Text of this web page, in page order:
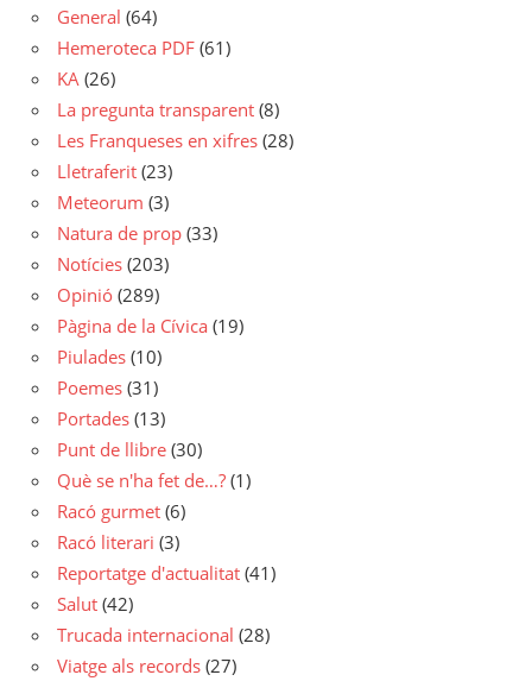
General (64)
Hemeroteca PDF (61)
KA (26)
La pregunta transparent (8)
Les Franqueses en xifres (28)
Lletraferit (23)
Meteorum (3)
Natura de prop (33)
Notícies (203)
Opinió (289)
Pàgina de la Cívica (19)
Piulades (10)
Poemes (31)
Portades (13)
Punt de llibre (30)
Què se n'ha fet de…? (1)
Racó gurmet (6)
Racó literari (3)
Reportatge d'actualitat (41)
Salut (42)
Trucada internacional (28)
Viatge als records (27)